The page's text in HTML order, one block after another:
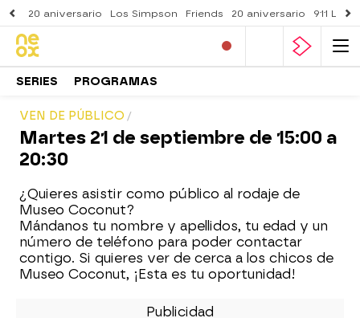
20 aniversario Los Simpson Friends 20 aniversario 911
SERIES PROGRAMAS
VEN DE PÚBLICO
Martes 21 de septiembre de 15:00 a
20:30
¿Quieres asistir como público al rodaje de
Museo Coconut?
Mándanos tu nombre y apellidos, tu edad y un
número de teléfono para poder contactar
contigo. Si quieres ver de cerca a los chicos de
Museo Coconut, ¡Esta es tu oportunidad!